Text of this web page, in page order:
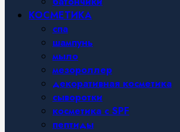
КОСМЕТИКА
спа
шампунь
мыло
мезороллер
декоративная косметика
сыворотки
косметика с SPF
пептиды